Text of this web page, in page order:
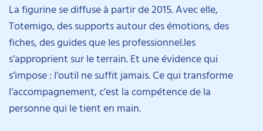
La figurine se diffuse à partir de 2015. Avec elle,
Totemigo, des supports autour des émotions, des
fiches, des guides que les professionnel.les
s’approprient sur le terrain. Et une évidence qui
s’impose : l’outil ne suffit jamais. Ce qui transforme
l’accompagnement, c’est la compétence de la
personne qui le tient en main.